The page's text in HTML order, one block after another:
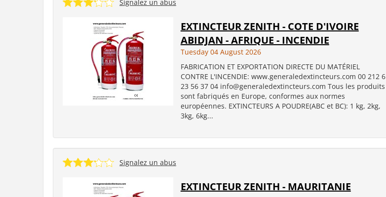
Signalez un abus
EXTINCTEUR ZENITH - COTE D'IVOIRE
ABIDJAN - AFRIQUE - INCENDIE
Tuesday 04 August 2026
FABRICATION ET EXPORTATION DIRECTE DU MATÉRIEL
CONTRE L'INCENDIE: www.generaledextincteurs.com 00 212 6
23 56 37 04 info@generaledextincteurs.com Tous les produits
sont fabriqués en Europe, conformes aux normes
européennes. EXTINCTEURS A POUDRE(ABC et BC): 1 kg, 2kg,
3kg, 6kg...
Signalez un abus
EXTINCTEUR ZENITH - MAURITANIE